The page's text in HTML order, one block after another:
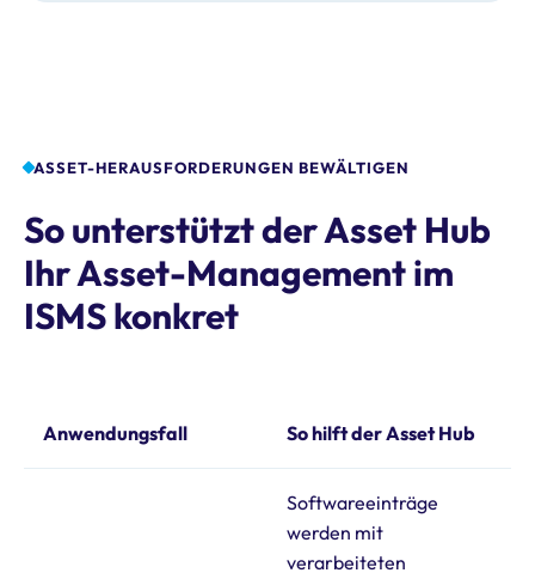
ASSET-HERAUSFORDERUNGEN BEWÄLTIGEN
So unterstützt der Asset Hub
Ihr Asset-Management im
ISMS konkret
Anwendungsfall So hilft der Asset Hub
Softwareeinträge
werden mit
verarbeiteten